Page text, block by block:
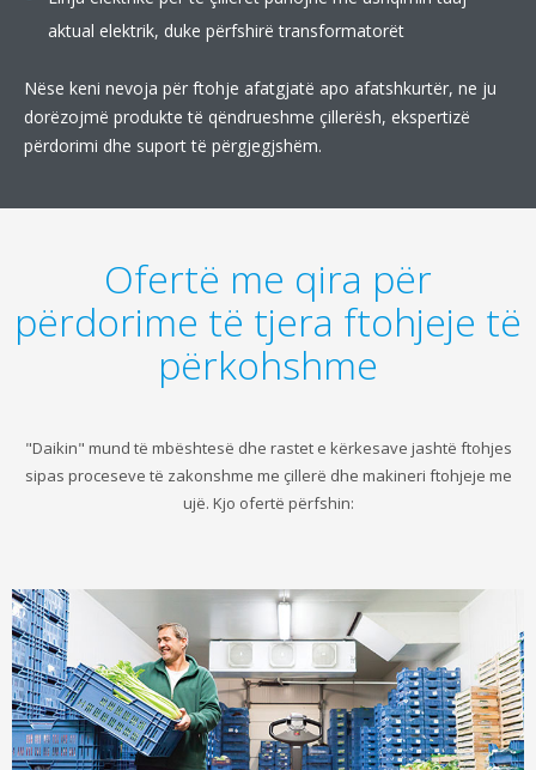
aktual elektrik, duke përfshirë transformatorët
Nëse keni nevoja për ftohje afatgjatë apo afatshkurtër, ne ju
dorëzojmë produkte të qëndrueshme çillerësh, ekspertizë
përdorimi dhe suport të përgjegjshëm.
Ofertë me qira për
përdorime të tjera ftohjeje të
përkohshme
"Daikin" mund të mbështesë dhe rastet e kërkesave jashtë ftohjes
sipas proceseve të zakonshme me çillerë dhe makineri ftohjeje me
ujë. Kjo ofertë përfshin: